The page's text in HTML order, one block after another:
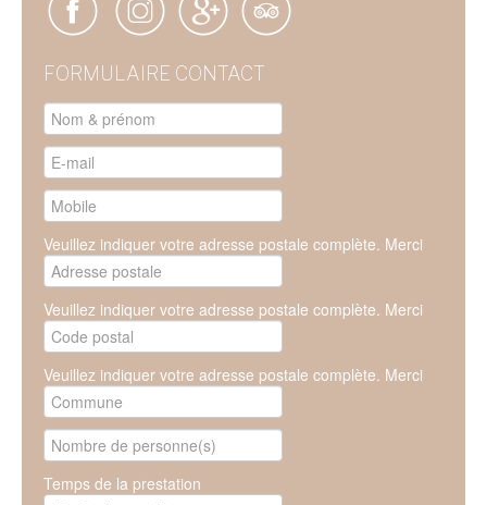
FORMULAIRE CONTACT
Veuillez indiquer votre adresse postale complète. Merci
Veuillez indiquer votre adresse postale complète. Merci
Veuillez indiquer votre adresse postale complète. Merci
Temps de la prestation